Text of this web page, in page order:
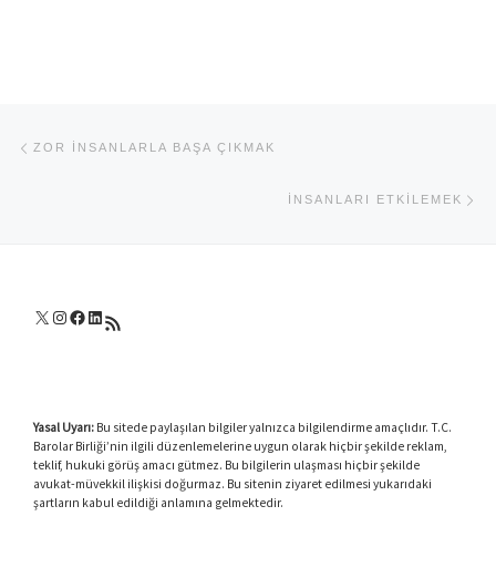
ZOR INSANLARLA BAŞA ÇIKMAK
İNSANLARI ETKILEMEK
X Instagram
Facebook
LinkedIn
RSS akışı
Yasal Uyarı:Bu sitede paylaşılan bilgiler yalnızca bilgilendirme amaçlıdır. T.C.
Barolar Birliği’nin ilgili düzenlemelerine uygun olarak hiçbir şekilde reklam,
teklif, hukuki görüş amacı gütmez. Bu bilgilerin ulaşması hiçbir şekilde
avukat-müvekkil ilişkisi doğurmaz. Bu sitenin ziyaret edilmesi yukarıdaki
şartların kabul edildiği anlamına gelmektedir.